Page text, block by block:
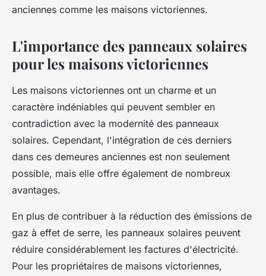
anciennes comme les maisons victoriennes.
L'importance des panneaux solaires
pour les maisons victoriennes
Les maisons victoriennes ont un charme et un
caractère indéniables qui peuvent sembler en
contradiction avec la modernité des panneaux
solaires. Cependant, l'intégration de ces derniers
dans ces demeures anciennes est non seulement
possible, mais elle offre également de nombreux
avantages.
En plus de contribuer à la réduction des émissions de
gaz à effet de serre, les panneaux solaires peuvent
réduire considérablement les factures d'électricité.
Pour les propriétaires de maisons victoriennes,